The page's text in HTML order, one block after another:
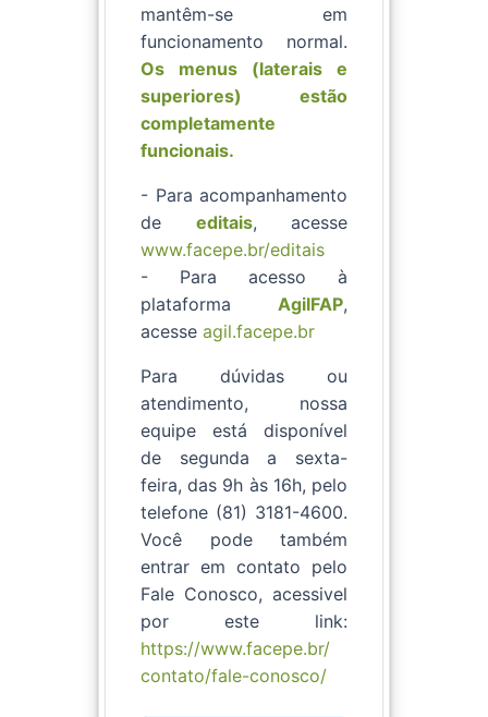
mantêm-se em
funcionamento normal.
Os menus (laterais e
superiores) estão
completamente
funcionais.
- Para acompanhamento
de editais, acesse
www.facepe.br/editais
- Para acesso à
plataforma AgilFAP,
acesseagil.facepe.br
Para dúvidas ou
atendimento, nossa
equipe está disponível
de segunda a sexta-
feira, das 9h às 16h, pelo
telefone (81) 3181-4600.
Você pode também
entrar em contato pelo
Fale Conosco, acessivel
por este link:
https://www.facepe.br/
contato/fale-conosco/